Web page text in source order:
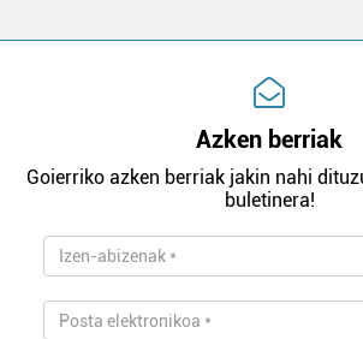
Azken berriak
Goierriko azken berriak jakin nahi
buletinera!